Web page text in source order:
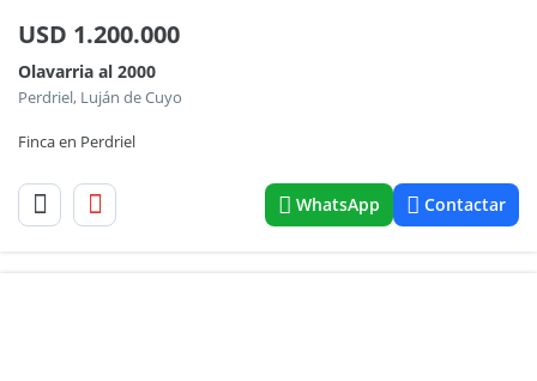
USD 1.200.000
Olavarria al 2000
Perdriel, Luján de Cuyo
Finca en Perdriel
WhatsApp Contactar